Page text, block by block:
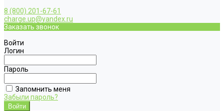
8 (800) 201-67-61
charge.up@yandex.ru
Заказать звонок
Войти
Логин
Пароль
Запомнить меня
Забыли пароль?